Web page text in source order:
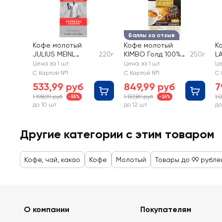
Кофе молотый
JULIUS MEINL
Ароматный
220г
Цена за 1 шт
С Картой №1
533,99 руб
1 198,99 руб -55%
до 10 шт
Баллы за отзыв
Кофе молотый
KIMBO Голд 100%
арабика
натуральный
250г
Цена за 1 шт
С Картой №1
849,99 руб
1 157,89 руб -26%
до 12 шт
С
1
Другие категории с этим товаром
Кофе, чай, какао Кофе Молотый Товары до 99
О компании Покупателям